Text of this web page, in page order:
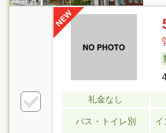
礼金なし
バス・トイレ別 イ